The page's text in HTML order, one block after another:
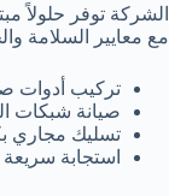
الشركة توفر حلولاً
مع معايير السلامة
تركيب أدوات
صيانة شبكات
تسليك مجاري
استجابة